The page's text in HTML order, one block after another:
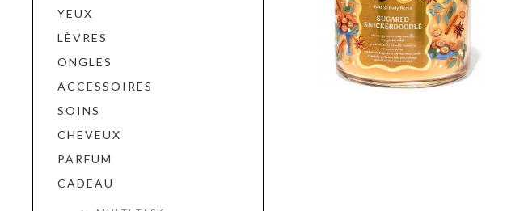
YEUX
LÈVRES
ONGLES
ACCESSOIRES
SOINS
CHEVEUX
PARFUM
CADEAU